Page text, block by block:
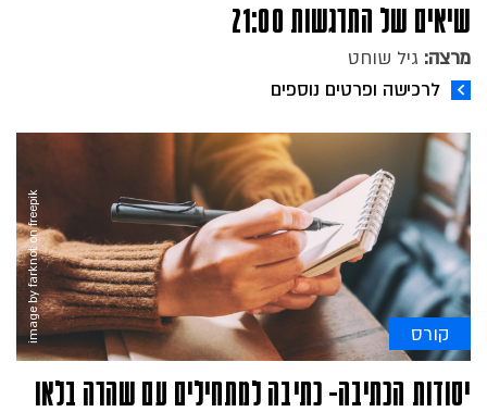
שיאים של התרגשות 21:00
מרצה: גיל שוחט
לרכישה ופרטים נוספים
image by farknot on freepik קורס
יסודות הכתיבה- כתיבה למתחילים עם שהרה בלאו